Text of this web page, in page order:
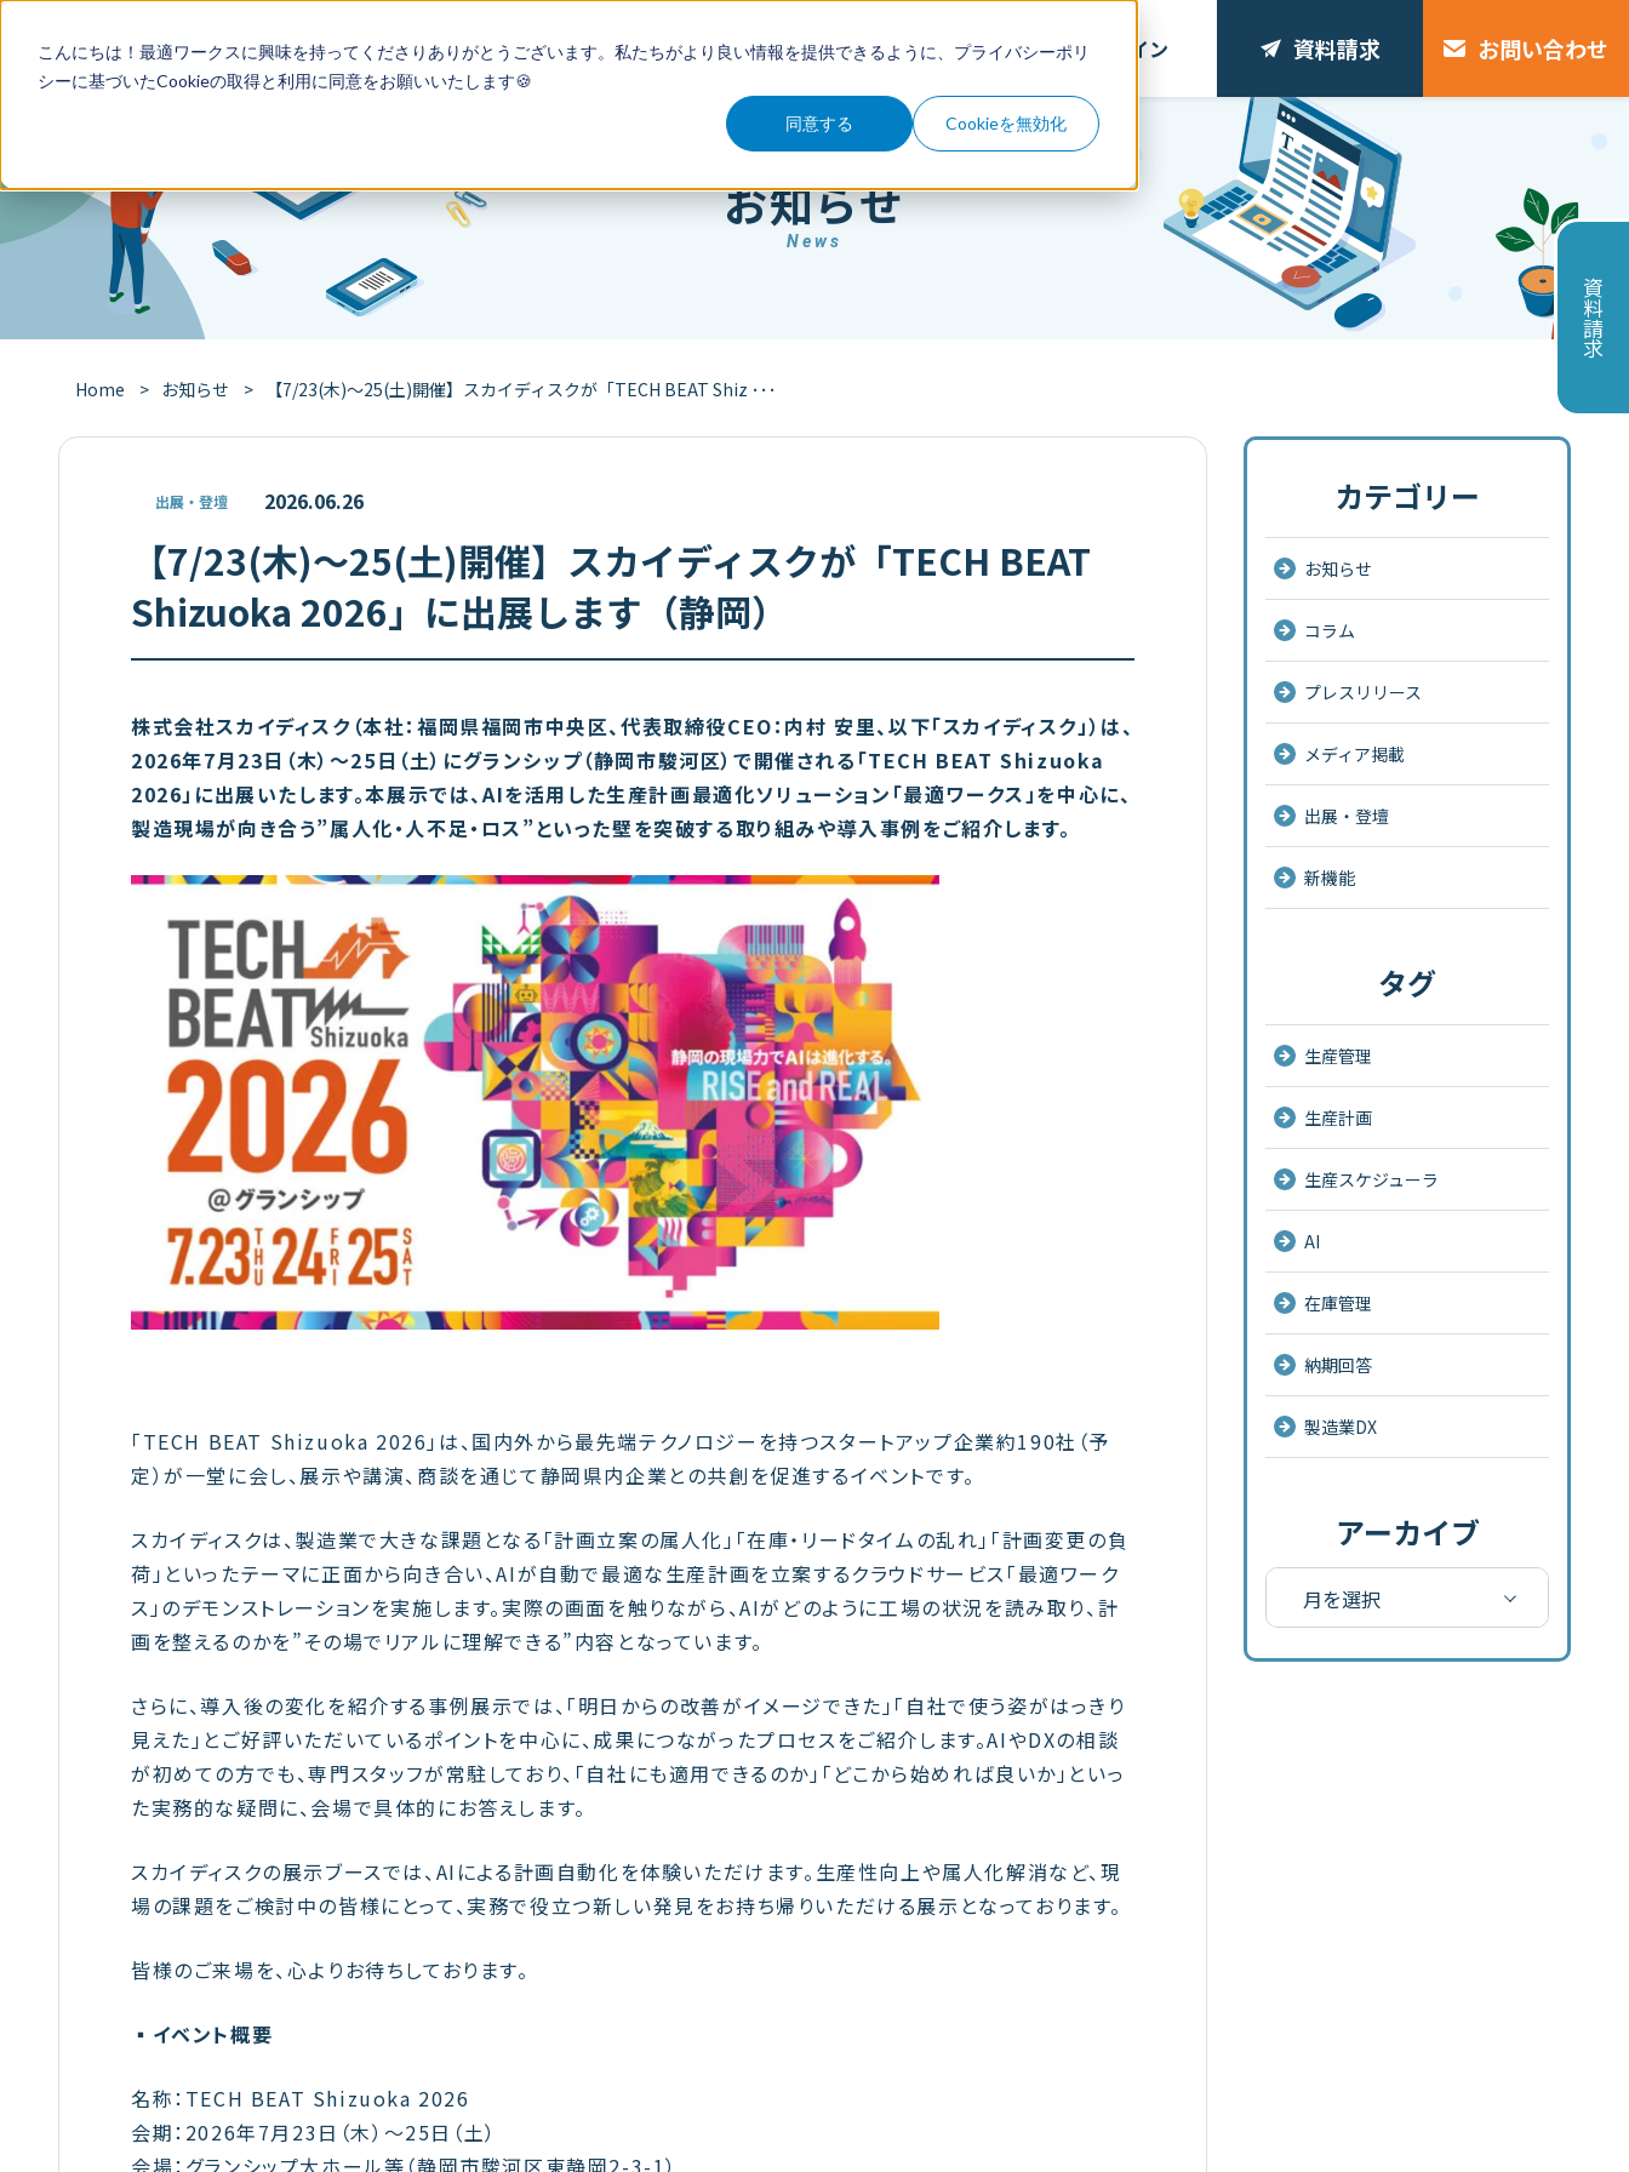
こんにちは！最適ワークスに興味を持ってくださりありがとうございます。私たちがより良い情報を提供できるように、 プライバシーポリ
シーに基づいたCookieの取得と利用に同意をお願いいたします🍪
同意する Cookieを無効化
特徴 導入事例 セミナー コラム お知らせ ログイン 資料請求 お問い合わせ
資料請求
お知らせ
News
Home お知らせ 【7/23(木)～25(土)開催】スカイディスクが「TECH BEAT Shiz ･･･
出展・登壇 2026.06.26
【7/23(木)～25(土)開催】スカイディスクが「TECH BEAT
Shizuoka 2026」に出展します（静岡）
株式会社スカイディスク（本社：福岡県福岡市中央区、代表取締役CEO：内村 安里、以下「スカイディスク」）は、
2026年7月23日（木）〜25日（土）にグランシップ（静岡市駿河区）で開催される「TECH BEAT Shizuoka
2026」に出展いたします。本展示では、AIを活用した生産計画最適化ソリューション「最適ワークス」を中心に、
製造現場が向き合う”属人化・人不足・ロス”といった壁を突破する取り組みや導入事例をご紹介します。
「TECH BEAT Shizuoka 2026」は、国内外から最先端テクノロジーを持つスタートアップ企業約190社（予
定）が一堂に会し、展示や講演、商談を通じて静岡県内企業との共創を促進するイベントです。
スカイディスクは、製造業で大きな課題となる「計画立案の属人化」「在庫・リードタイムの乱れ」「計画変更の負
荷」といったテーマに正面から向き合い、AIが自動で最適な生産計画を立案するクラウドサービス「最適ワーク
ス」のデモンストレーションを実施します。実際の画面を触りながら、AIがどのように工場の状況を読み取り、計
画を整えるのかを”その場でリアルに理解できる”内容となっています。
さらに、導入後の変化を紹介する事例展示では、「明日からの改善がイメージできた」「自社で使う姿がはっきり
見えた」とご好評いただいているポイントを中心に、成果につながったプロセスをご紹介します。AIやDXの相談
が初めての方でも、専門スタッフが常駐しており、「自社にも適用できるのか」「どこから始めれば良いか」といっ
た実務的な疑問に、会場で具体的にお答えします。
スカイディスクの展示ブースでは、AIによる計画自動化を体験いただけます。生産性向上や属人化解消など、現
場の課題をご検討中の皆様にとって、実務で役立つ新しい発見をお持ち帰りいただける展示となっております。
皆様のご来場を、心よりお待ちしております。
▪️イベント概要
名称：TECH BEAT Shizuoka 2026
会期：2026年7月23日（木）〜25日（土）
会場：グランシップ大ホール等（静岡市駿河区東静岡2-3-1）
カテゴリー
お知らせ
コラム
プレスリリース
メディア掲載
出展・登壇
新機能
タグ
生産管理
生産計画
生産スケジューラ
AI
在庫管理
納期回答
製造業DX
アーカイブ